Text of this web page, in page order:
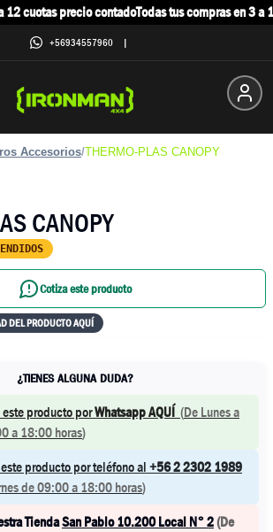
cuotas precio contadoTodas tus compras en 3 a
+56934557960 |
Accesorios/THERMO-PLAS CANOPY
CANOPY
Cotiza este producto
DEL PRODUCTO AQUÍ
¿TIENES ALGUNA DUDA?
este producto porWhatsapp AQUÍ (De Lunes a
a 18:00 horas)
producto por teléfono al+56 2 2302 1989
de 09:00 a 18:00 horas)
TiendaSan Pablo 10.200 Local N° 2(De